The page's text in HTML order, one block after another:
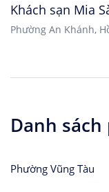
Khách sạn Mia
Phường An Khánh,
Danh
Phường Vũng Tàu